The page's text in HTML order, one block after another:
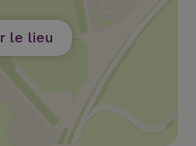
le lieu